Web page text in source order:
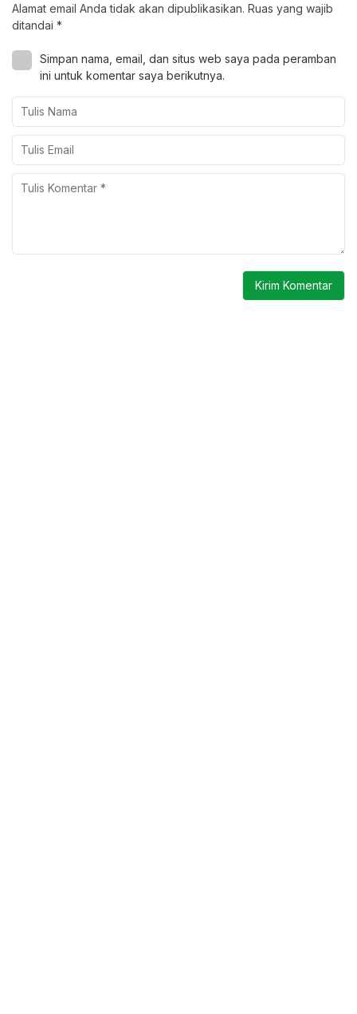
Alamat email Anda tidak akan dipublikasikan. Ruas yang wajib
ditandai *
Simpan nama, email, dan situs web saya pada peramban
ini untuk komentar saya berikutnya.